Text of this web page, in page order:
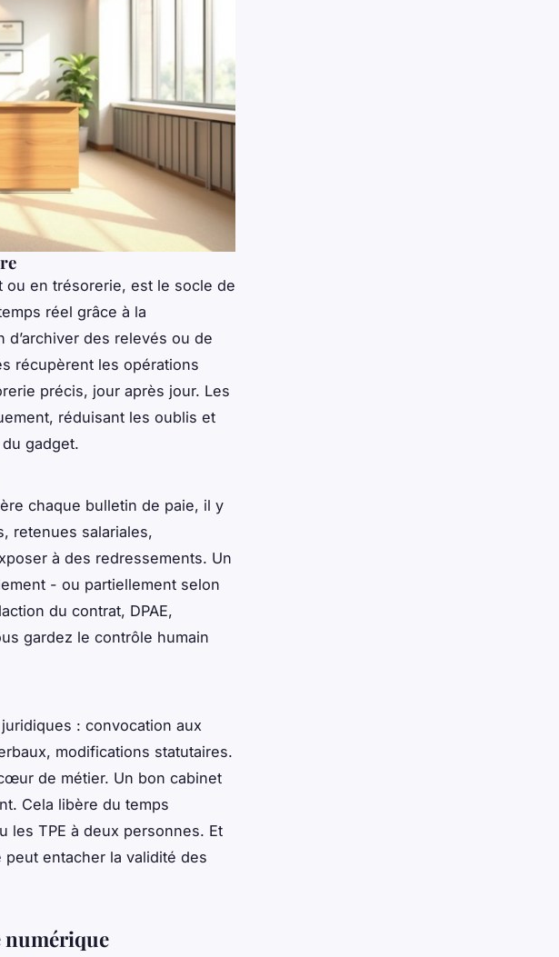
ou en trésorerie, est le socle de
réel grâce à la
des relevés ou de
récupèrent les opérations
précis, jour après jour. Les
réduisant les oublis et
gadget.
chaque bulletin de paie, il y
retenues salariales,
à des redressements. Un
- ou partiellement selon
du contrat, DPAE,
gardez le contrôle humain
: convocation aux
modifications statutaires.
de métier. Un bon cabinet
Cela libère du temps
les TPE à deux personnes. Et
peut entacher la validité des
numérique